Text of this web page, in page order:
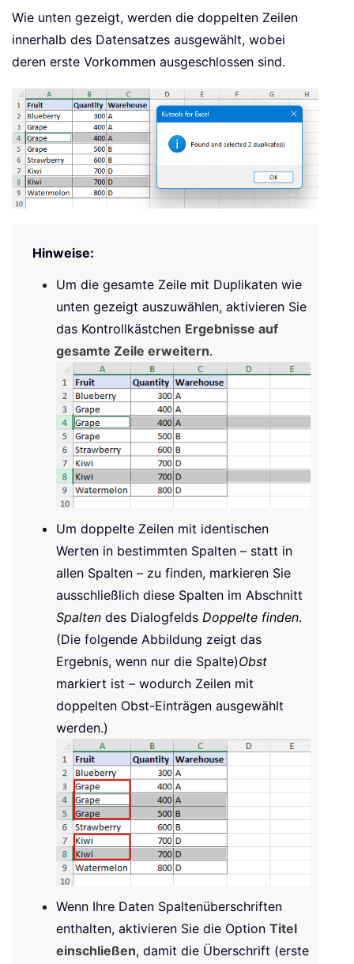
Wie unten gezeigt, werden die doppelten Zeilen
innerhalb des Datensatzes ausgewählt, wobei
deren erste Vorkommen ausgeschlossen sind.
Hinweise:
Um die gesamte Zeile mit Duplikaten wie
unten gezeigt auszuwählen, aktivieren Sie
das Kontrollkästchen Ergebnisse auf
gesamte Zeile erweitern.
Um doppelte Zeilen mit identischen
Werten in bestimmten Spalten – statt in
allen Spalten – zu finden, markieren Sie
ausschließlich diese Spalten im Abschnitt
Spalten des Dialogfelds Doppelte finden.
(Die folgende Abbildung zeigt das
Ergebnis, wenn nur die Spalte)Obst
markiert ist – wodurch Zeilen mit
doppelten Obst-Einträgen ausgewählt
werden.)
Wenn Ihre Daten Spaltenüberschriften
enthalten, aktivieren Sie die Option Titel
einschließen, damit die Überschrift (erste